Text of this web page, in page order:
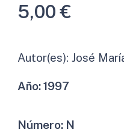
5,00€
Autor(es): José
Año:1997
Número: N